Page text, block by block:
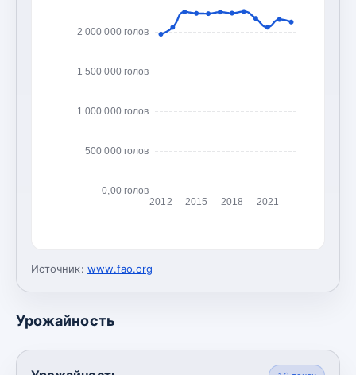
0,00 голов
500 000 голов
1 000 000 голов
1 500 000 голов
2 000 000 голов
2012 2015 2018 2021
Источник: www.fao.org
Урожайность